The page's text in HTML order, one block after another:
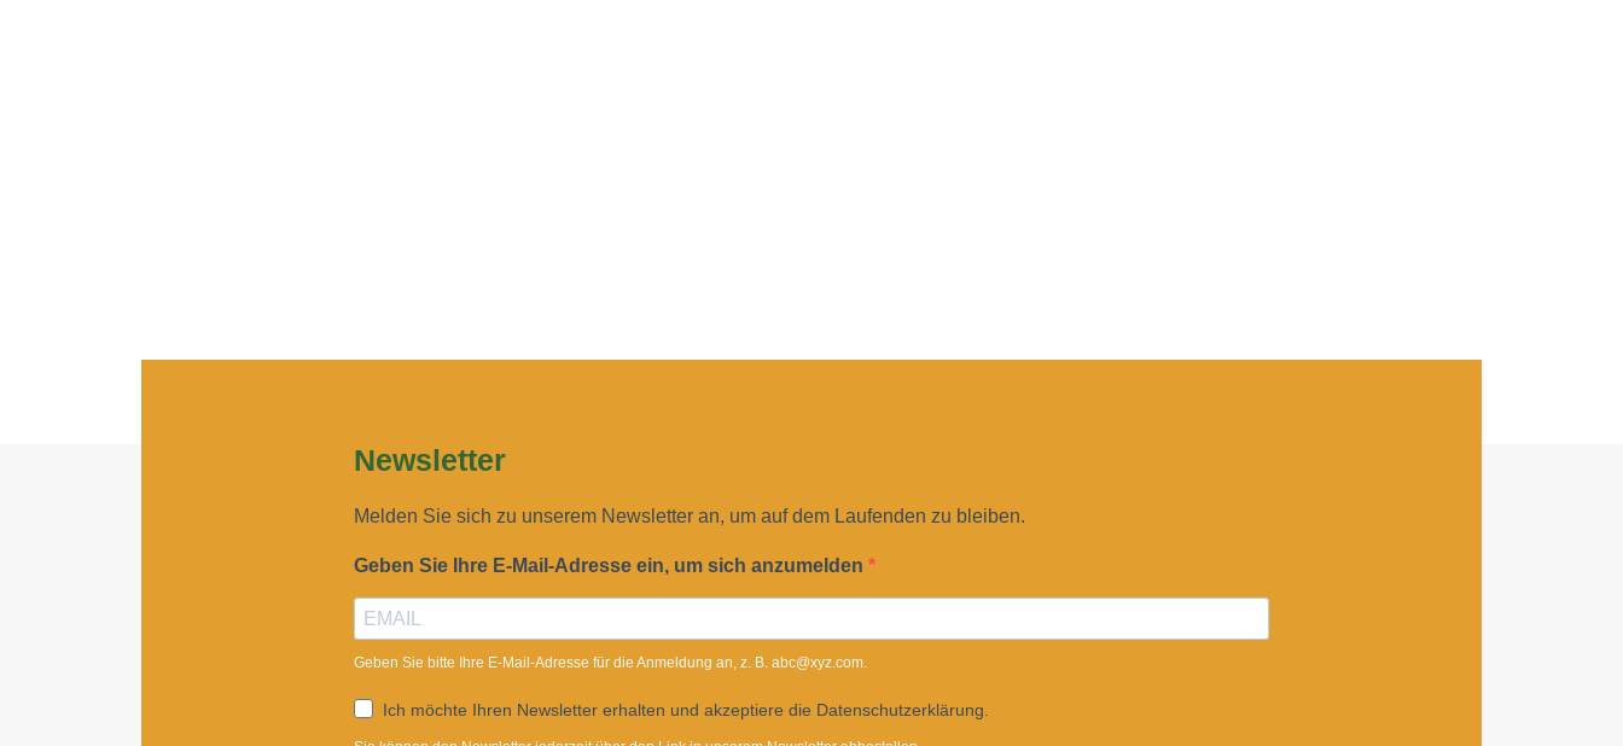
Newsletter
Melden Sie sich zu unserem Newsletter an, um auf dem Laufenden zu bleiben.
Geben Sie Ihre E-Mail-Adresse ein, um sich anzumelden
Geben Sie bitte Ihre E-Mail-Adresse für die Anmeldung an, z. B. abc@xyz.com.
Ich möchte Ihren Newsletter erhalten und akzeptiere die Datenschutzerklärung.